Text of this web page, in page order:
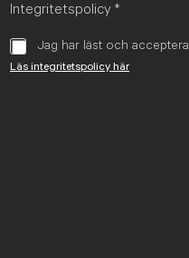
Integritetspolicy *
Jag har läst och
Läs integritetspolicy här